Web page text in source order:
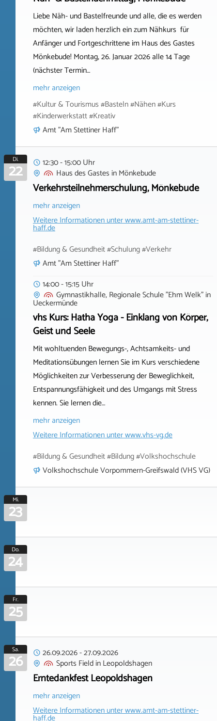
Liebe Näh- und Bastelfreunde und alle, die es werden
möchten, wir laden herzlich ein zum Nähkurs für
Anfänger und Fortgeschrittene im Haus des Gastes
Mönkebude! Montag, 26. Januar 2026 alle 14 Tage
(nächster Termin…
mehr anzeigen
#Kultur & Tourismus #Basteln #Nähen #Kurs
#Kinderwerkstatt #Kreativ
Amt "Am Stettiner Haff"
Di.
22
12:30 - 15:00 Uhr
Haus des Gastes inMönkebude
Verkehrsteilnehmerschulung, Mönkebude
mehr anzeigen
Weitere Informationen unterwww.amt-am-stettiner-
haff.de
#Bildung & Gesundheit #Schulung #Verkehr
Amt "Am Stettiner Haff"
14:00 - 15:15 Uhr
Gymnastikhalle, Regionale Schule "Ehm Welk"in
Ueckermünde
vhs Kurs: Hatha Yoga - Einklang von Körper,
Geist und Seele
Mit wohltuenden Bewegungs-, Achtsamkeits- und
Meditationsübungen lernen Sie im Kurs verschiedene
Möglichkeiten zur Verbesserung der Beweglichkeit,
Entspannungsfähigkeit und des Umgangs mit Stress
kennen. Sie lernen die…
mehr anzeigen
Weitere Informationen unterwww.vhs-vg.de
#Bildung & Gesundheit #Bildung #Volkshochschule
Volkshochschule Vorpommern-Greifswald (VHS VG)
Mi.
23
Do.
24
Fr.
25
Sa.
26 26.09.2026-27.09.2026
Sports FieldinLeopoldshagen
Erntedankfest Leopoldshagen
mehr anzeigen
Weitere Informationen unterwww.amt-am-stettiner-
haff.de